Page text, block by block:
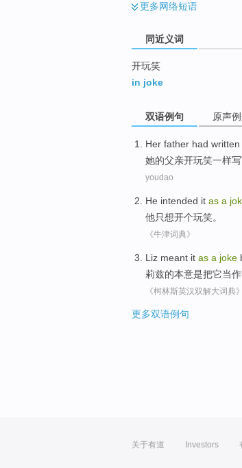
更多网络短语
同近义词
开玩笑
in joke
双语例句 原声
Her father had written
她的父亲开玩笑一样
youdao
He intended it as a
他只想开个玩笑。
《牛津词典》
Liz meant it as a joke
莉兹的本意是把它当作
《柯林斯英汉双解大词典》
更多双语例句
关于有道 Investors